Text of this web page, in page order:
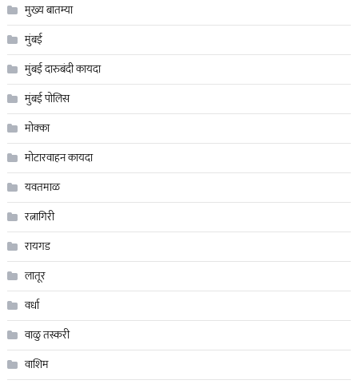
मुख्य बातम्या
मुंबई
मुंबई दारुबंदी कायदा
मुंबई पोलिस
मोक्का
मोटारवाहन कायदा
यवतमाळ
रत्नागिरी
रायगड
लातूर
वर्धा
वाळु तस्करी
वाशिम